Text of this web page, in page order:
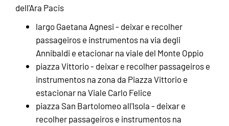
dell'Ara Pacis
largo Gaetana Agnesi - deixar e recolher
passageiros e instrumentos na via degli
Annibaldi e etacionar na viale del Monte Oppio
piazza Vittorio - deixar e recolher passageiros e
instrumentos na zona da Piazza Vittorio e
estacionar na Viale Carlo Felice
piazza San Bartolomeo all'Isola - deixar e
recolher passageiros e instrumentos na